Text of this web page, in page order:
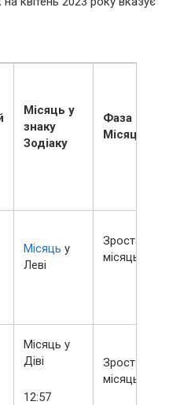
Місяць у
знаку
Зодіаку
Фаза
Місяця
Місяць у
Леві
Зростаючий
місяць
Місяць у
Діві
12:57
Зростаючий
місяць